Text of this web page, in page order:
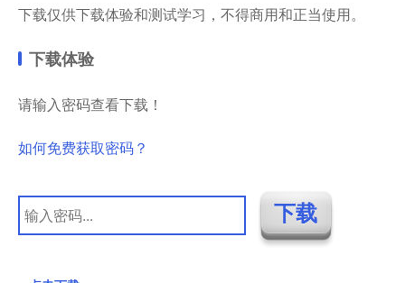
下载仅供下载体验和测试学习，不得商用和正当使用。
下载体验
请输入密码查看下载！
如何免费获取密码？